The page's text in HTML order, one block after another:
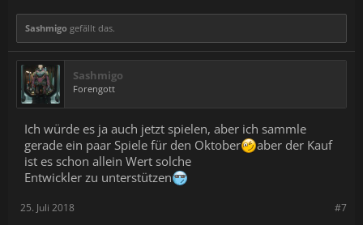
Sashmigo gefällt das.
Sashmigo
Forengott
Ich würde es ja auch jetzt spielen, aber ich sammle
gerade ein paar Spiele für den Oktober
aber der Kauf
ist es schon allein Wert solche
Entwickler zu unterstützen
#7
25. Juli 2018